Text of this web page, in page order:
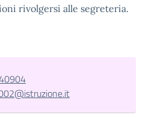
rivolgersi alle segreteria.